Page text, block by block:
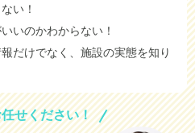
い！
いのかわからない！
だけでなく、施設の実態を知り
せください！